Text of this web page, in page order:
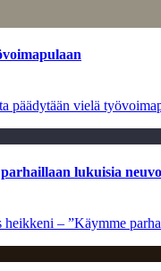
päädytään vielä
lukuisia
– ”Käymme